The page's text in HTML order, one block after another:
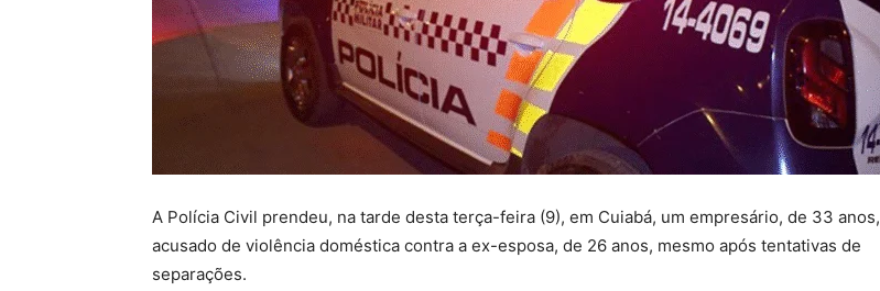
A Polícia Civil prendeu, na tarde desta terça-feira (9), em Cuiabá, um empresário, de 33 anos,
acusado de violência doméstica contra a ex-esposa, de 26 anos, mesmo após tentativas de
separações.